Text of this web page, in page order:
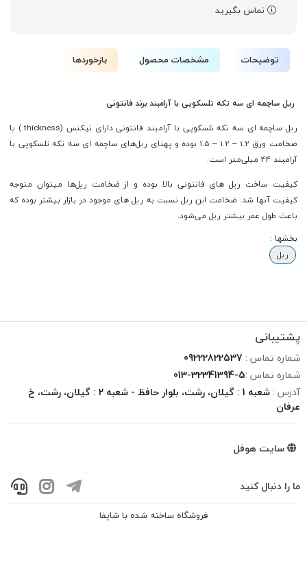
تماس بگیرید
توضیحات مشخصات محصول بازخوردها
ریل ساچمه ای سه تکه تلسکوپی با آرامبند برند فانتونی
ریل ساچمه ای سه تکه تلسکوپی با آرامبند فانتونی دارای تیکنس (thickness ) یا
ضخامت ورق 1.2 – 1.2 – 1.5 بوده و پهنای ریل‌های ساچمه ای سه تکه تلسکوپی با
آرامبند 44 میلی‌متر است.
کیفیت ساخت ریل های فانتونی بالا بوده و از ضخامت ریل‌ها میتوان متوجه
کیفیت آنها شد. ضخامت این ریل نسبت به ریل های موجود در بازار بیشتر بوده که
باعث طول عمر بیشتر ریل می‌شود.
بخشها :
ریل
پشتیبانی
شماره تماس : 09222822537
شماره تماس :013-32341394-5
آدرس :
شعبه 1 : گیلان، رشت، بلوار حافظ - شعبه 2 : گیلان، رشت، خ
عرفان
سایت هوفل
ما را دنبال کنید
فروشگاه ساخته شده با شاپفا